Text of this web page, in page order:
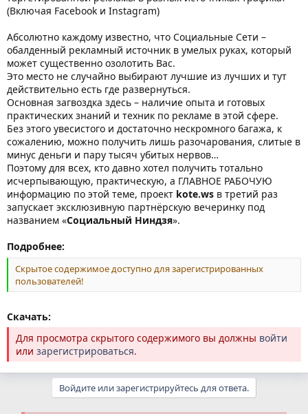
(Включая Facebook и Instagram)
Абсолютно каждому известно, что Социальные Сети –
обалденный рекламный источник в умелых руках, который
может существенно озолотить Вас.
Это место не случайно выбирают лучшие из лучших и тут
действительно есть где развернуться.
Основная загвоздка здесь – наличие опыта и готовых
практических знаний и техник по рекламе в этой сфере.
Без этого увесистого и достаточно нескромного багажа, к
сожалению, можно получить лишь разочарования, слитые в
минус деньги и пару тысяч убитых нервов…
Поэтому для всех, кто давно хотел получить тотально
исчерпывающую, практическую, а ГЛАВНОЕ РАБОЧУЮ
информацию по этой теме, проект kote.ws в третий раз
запускает эксклюзивную партнёрскую вечеринку под
названием «Социальный Ниндзя».
Подробнее:
Скрытое содержимое доступно для зарегистрированных
пользователей!
Скачать:
Для просмотра скрытого содержимого вы должны войти
или зарегистрироваться.
Войдите или зарегистрируйтесь для ответа.